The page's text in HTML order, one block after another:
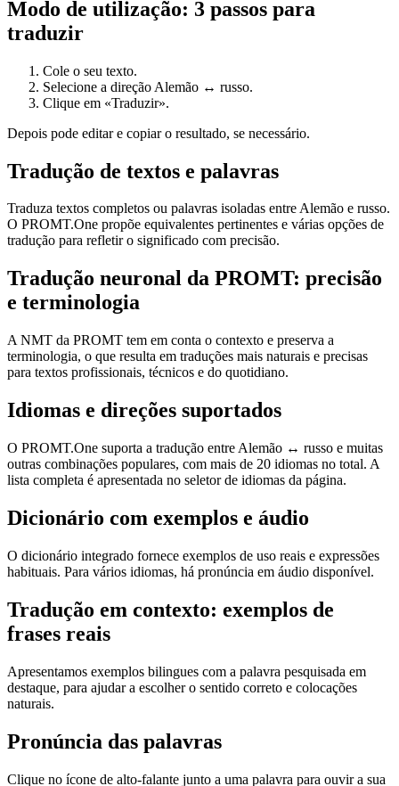
Modo de utilização: 3 passos para
traduzir
Cole o seu texto.
Selecione a direção Alemão ↔ russo.
Clique em «Traduzir».
Depois pode editar e copiar o resultado, se necessário.
Tradução de textos e palavras
Traduza textos completos ou palavras isoladas entre Alemão e russo.
O PROMT.One propõe equivalentes pertinentes e várias opções de
tradução para refletir o significado com precisão.
Tradução neuronal da PROMT: precisão
e terminologia
A NMT da PROMT tem em conta o contexto e preserva a
terminologia, o que resulta em traduções mais naturais e precisas
para textos profissionais, técnicos e do quotidiano.
Idiomas e direções suportados
O PROMT.One suporta a tradução entre Alemão ↔ russo e muitas
outras combinações populares, com mais de 20 idiomas no total. A
lista completa é apresentada no seletor de idiomas da página.
Dicionário com exemplos e áudio
O dicionário integrado fornece exemplos de uso reais e expressões
habituais. Para vários idiomas, há pronúncia em áudio disponível.
Tradução em contexto: exemplos de
frases reais
Apresentamos exemplos bilingues com a palavra pesquisada em
destaque, para ajudar a escolher o sentido correto e colocações
naturais.
Pronúncia das palavras
Clique no ícone de alto-falante junto a uma palavra para ouvir a sua